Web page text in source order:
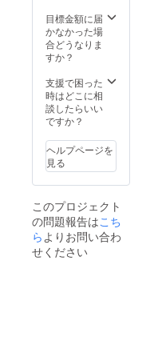
備考欄
にご記
入くだ
オリジ
ナル小
説の著
作権
作者に
帰属い
たしま
す。
ルデー
タに
て、
メール
有いた
しま
す。も
し具体
希望の
イラス
トのイ
メージ
ありま
した
ら、備
考欄に
ご記入
目標金額に届
かなかった場
合どうなりま
すか？
支援で困った
時はどこに相
談したらいい
ですか？
ヘルプページを
見る
このプロジェクト
の問題報告はこち
ら よりお問い合わ
せください